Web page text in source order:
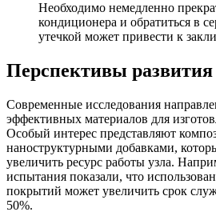
Необходимо немедленно
кондиционера и обратиться в
утечкой может привести к
Перспективы развития
Современные исследования
эффективных материалов для
Особый интерес представляют
наноструктурными добавками,
увеличить ресурс работы узла.
испытания показали, что
покрытий может увеличить срок
50%.